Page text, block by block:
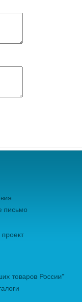
письмо
товаров России"